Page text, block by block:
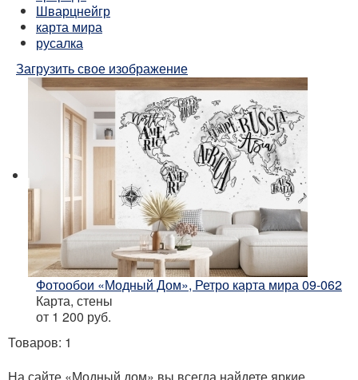
Шварцнейгр
карта мира
русалка
Загрузить свое изображение
Фотообои «Модный Дом», Ретро карта мира 09-062
Карта, стены
от 1 200 руб.
Товаров: 1